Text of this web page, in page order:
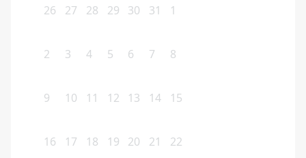
26 27 28 29 30 31 1
2 3 4 5 6 7 8
9 10 11 12 13 14 15
16 17 18 19 20 21 22